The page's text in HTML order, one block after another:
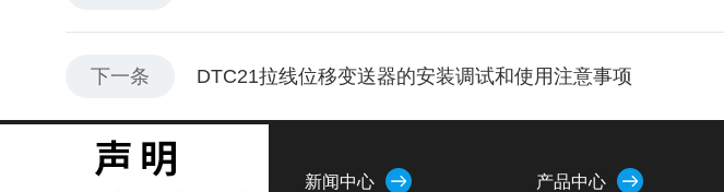
下一条 DTC21拉线位移变送器的安装调试和使用注意事项
关于我们 新闻中心 产品中心